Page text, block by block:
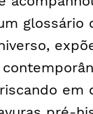
glossário
em